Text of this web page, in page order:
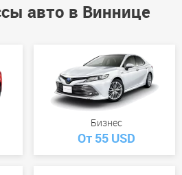
авто в Виннице
Бизнес
От 55 USD